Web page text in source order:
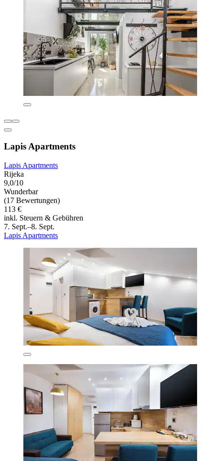
Lapis Apartments
Lapis Apartments
Rijeka
9,0/10
Wunderbar
(17 Bewertungen)
113 €
inkl. Steuern & Gebühren
7. Sept.–8. Sept.
Lapis Apartments